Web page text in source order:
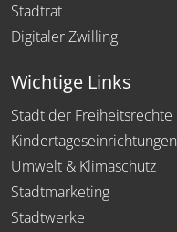
Stadtrat
Digitaler Zwilling
Wichtige Links
Stadt der Freiheitsrechte
Kindertageseinrichtungen
Umwelt & Klimaschutz
Stadtmarketing
Stadtwerke